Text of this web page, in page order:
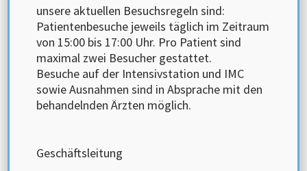
Impressum
Klinikum Döbeln GmbH
Sörmitzer Str. 10
Private Trägerschaft
unsere aktuellen Besuchsregeln sind:
Patientenbesuche jeweils täglich im Zeitraum
von 15:00 bis 17:00 Uhr. Pro Patient sind
maximal zwei Besucher gestattet.
Besuche auf der Intensivstation und IMC
sowie Ausnahmen sind in Absprache mit den
behandelnden Ärzten möglich.
Geschäftsleitung